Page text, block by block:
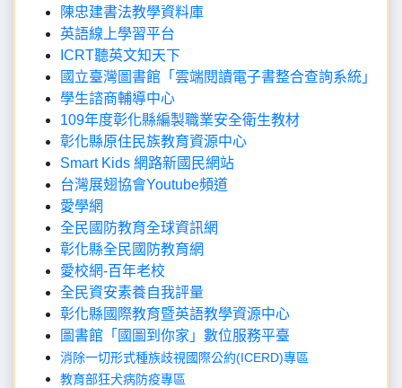
陳忠建書法教學資料庫
英語線上學習平台
ICRT聽英文知天下
國立臺灣圖書館「雲端閱讀電子書整合查詢系統」
學生諮商輔導中心
109年度彰化縣編製職業安全衛生教材
彰化縣原住民族教育資源中心
Smart Kids 網路新國民網站
台灣展翅協會Youtube頻道
愛學網
全民國防教育全球資訊網
彰化縣全民國防教育網
愛校網-百年老校
全民資安素養自我評量
彰化縣國際教育暨英語教學資源中心
圖書館「國圖到你家」數位服務平臺
消除一切形式種族歧視國際公約(ICERD)專區
教育部狂犬病防疫專區